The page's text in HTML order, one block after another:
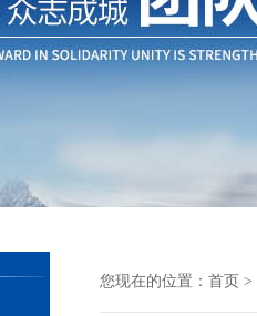
您现在的位置： 首页 >